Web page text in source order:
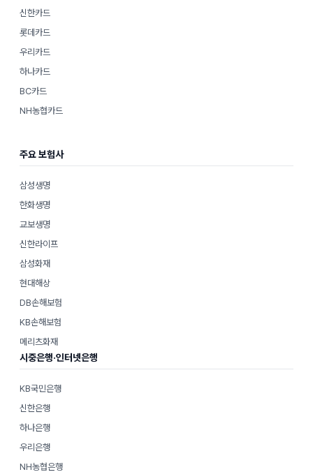
신한카드
롯데카드
우리카드
하나카드
BC카드
NH농협카드
주요 보험사
삼성생명
한화생명
교보생명
신한라이프
삼성화재
현대해상
DB손해보험
KB손해보험
메리츠화재
시중은행·인터넷은행
KB국민은행
신한은행
하나은행
우리은행
NH농협은행